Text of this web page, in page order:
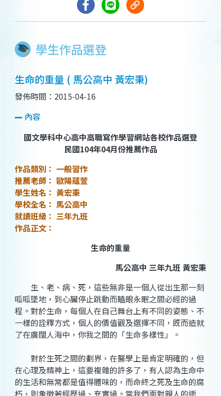
學生作品選登
生命的重量 ( 馬公高中 黃宏秉)
發佈時間：2015-04-16
內容
國文學科中心高中高職寫作學習網站各校作品選登
民國104年04月份推薦作品
作品類別： 一般習作
推薦老師： 歐陽蘊萱
學生姓名： 黃宏秉
學校全名： 馬公高中
就讀班級： 三年九班
作品正文：
生命的重量
馬公高中 三年九班 黃宏秉
生、老、病、死，這些無非是一個人從出生那一刻
呱呱墜地，到心臟停止跳動而瞌眼永眠之間必經的過
程。對於生命，每個人在自己舞台上有不同的姿態、不
一樣的詮釋方式，個人的價值觀及選擇不同，既而造就
了在廣闊人海中，你我之間的「生命多樣性」。
對於生死之間的劃界，在醫學上是肯定明確的，但
在心理及精神上，這要複雜的許多了，有人認為生命中
的生活和無常都是值得體味的，而命終之死及生命的腐